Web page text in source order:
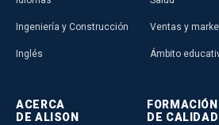
Ingeniería y Construcción
Inglés
Ventas y
Ámbito
ACERCA
DE ALISON
FORMACIÓN
DE CALIDAD